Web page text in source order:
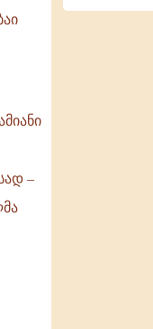
–